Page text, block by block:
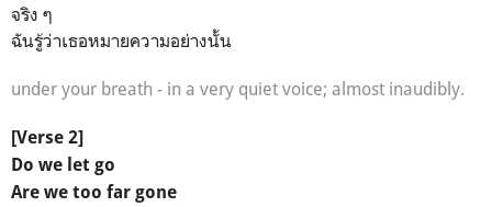
จริง ๆ
ฉันรู้ว่าเธอหมายความอย่างนั้น
under your breath - in a very quiet voice; almost inaudibly.
[Verse 2]
Do we let go
Are we too far gone